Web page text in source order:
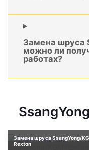
Замена шруса
можно ли
работах?
Замена шруса SsangYong/
Rexton